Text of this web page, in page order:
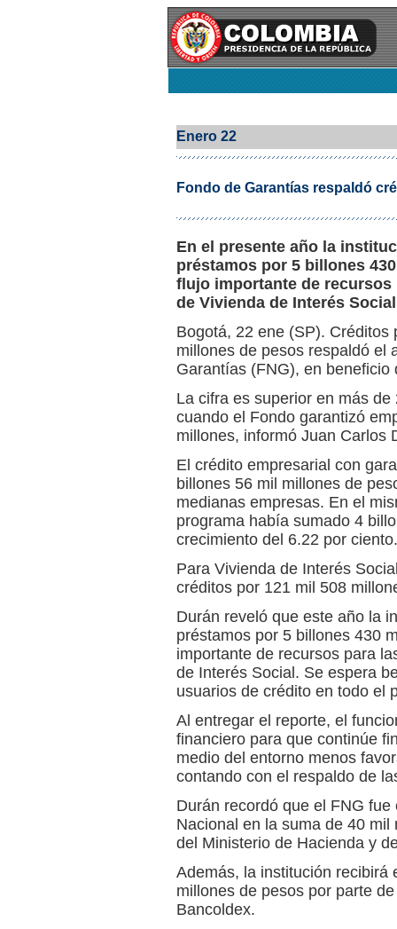
Enero 22
Fondo de Garantías respaldó
En el presente año la
préstamos por 5 billones
flujo importante de
de Vivienda de Interés
Bogotá, 22 ene (SP).
millones de pesos respaldó el
Garantías (FNG), en
La cifra es superior en más
cuando el Fondo garantizó
millones, informó Juan Carlos
El crédito empresarial con
billones 56 mil millones de
medianas empresas. En el
programa había sumado 4
crecimiento del 6.22 por ciento.
Para Vivienda de Interés
créditos por 121 mil 508
Durán reveló que este año la
préstamos por 5 billones 430
importante de recursos para
de Interés Social. Se espera
usuarios de crédito en todo el
Al entregar el reporte, el
financiero para que continúe
medio del entorno menos
contando con el respaldo de
Durán recordó que el FNG
Nacional en la suma de 40
del Ministerio de Hacienda y
Además, la institución recibirá
millones de pesos por parte
Bancoldex.